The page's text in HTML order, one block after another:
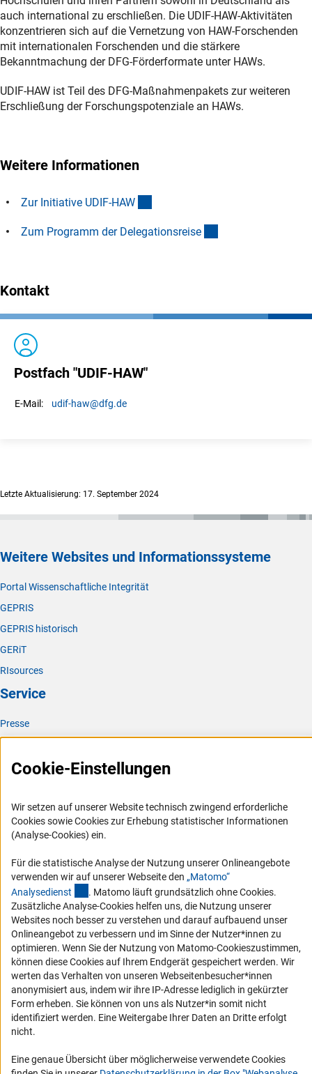
auch international zu erschließen. Die UDIF-HAW-Aktivitäten
konzentrieren sich auf die Vernetzung von HAW-Forschenden
mit internationalen Forschenden und die stärkere
Bekanntmachung der DFG-Förderformate unter HAWs.
UDIF-HAW ist Teil des DFG-Maßnahmenpakets zur weiteren
Erschließung der Forschungspotenziale an HAWs.
Weitere Informationen
Zur Initiative UDIF-HAW
Zum Programm der Delegationsreise
Kontakt
Postfach "UDIF-HAW"
E-Mail: udif-haw@dfg.de
Letzte Aktualisierung: 17. September 2024
Weitere Websites und Informationssysteme
Portal Wissenschaftliche Integrität
GEPRIS
GEPRIS historisch
GERiT
RIsources
Service
Presse
Karriere
RSS-Feeds
Compliance
Barrierefreiheit
Service und Informationen für Menschen mit Behinderungen
Erklärung zur Barrierefreiheit
Barriere melden
DFG-aktuell
Erhalten Sie Neuigkeiten aus der DFG direkt in Ihr Mailpostfach oder
schauen Sie sich die Ausgaben online an.
Zum Newsletter
Cookie-Einstellungen
Wir setzen auf unserer Website technisch zwingend erforderliche
Cookies sowie Cookies zur Erhebung statistischer Informationen
(Analyse-Cookies) ein.
Für die statistische Analyse der Nutzung unserer Onlineangebote
verwenden wir auf unserer Webseite den „Matomo“
Analysedienst (externer Link)
. Matomo läuft grundsätzlich ohne Cookies.
Zusätzliche Analyse-Cookies helfen uns, die Nutzung unserer
Websites noch besser zu verstehen und darauf aufbauend unser
Onlineangebot zu verbessern und im Sinne der Nutzer*innen zu
optimieren. Wenn Sie der Nutzung von Matomo-Cookieszustimmen,
können diese Cookies auf Ihrem Endgerät gespeichert werden. Wir
werten das Verhalten von unseren Webseitenbesucher*innen
anonymisiert aus, indem wir ihre IP-Adresse lediglich in gekürzter
Form erheben. Sie können von uns als Nutzer*in somit nicht
identifiziert werden. Eine Weitergabe Ihrer Daten an Dritte erfolgt
nicht.
Eine genaue Übersicht über möglicherweise verwendete Cookies